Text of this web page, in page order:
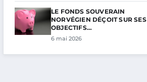
LE FONDS SOUVERAIN
NORVÉGIEN DÉÇOIT SUR SES
OBJECTIFS…
6 mai 2026